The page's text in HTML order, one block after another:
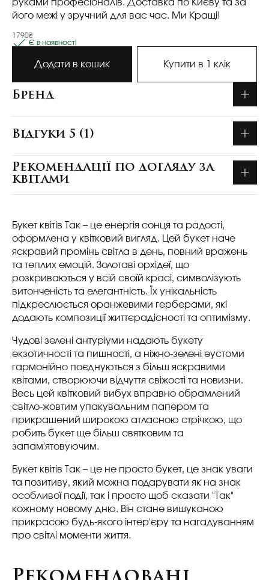
руками професіоналів. Доставка по Києву та за
його межі у зручний для вас час. Ми Кращі!
1790₴
Є в наявності
Додати в кошик Купити в 1 клік
Бренд
Відгуки 5 (1)
Рекомендації по догляду за
квітами
Букет квітів Так – це енергія сонця та радості,
оформлена у квітковий вигляд. Цей букет наче
яскравий промінь світла в день, повний вражень
та теплих емоцій. Золотаві орхідеї, що
розкриваються у всій своїй красі, символізують
витонченість та елегантність. Їх унікальність
підкреслюється оранжевими герберами, які
додають композиції життєрадісності та оптимізму.
Чудові зелені антуріуми надають букету
екзотичності та пишності, а ніжно-зелені еустоми
гармонійно поєднуються з більш яскравими
квітами, створюючи відчуття свіжості та новизни.
Весь цей квітковий вибух вправно обрамлений
світло-жовтим упакувальним папером та
прикрашений широкою атласною стрічкою, що
робить букет ще більш святковим та
запам'ятовуючим.
Букет квітів Так – це не просто букет, це знак уваги
та позитиву, який можна подарувати як на знак
особливої події, так і просто щоб сказати "Так"
кожному новому дню. Він стане вишуканою
прикрасою будь-якого інтер'єру та нагадуванням
про світлі моменти життя.